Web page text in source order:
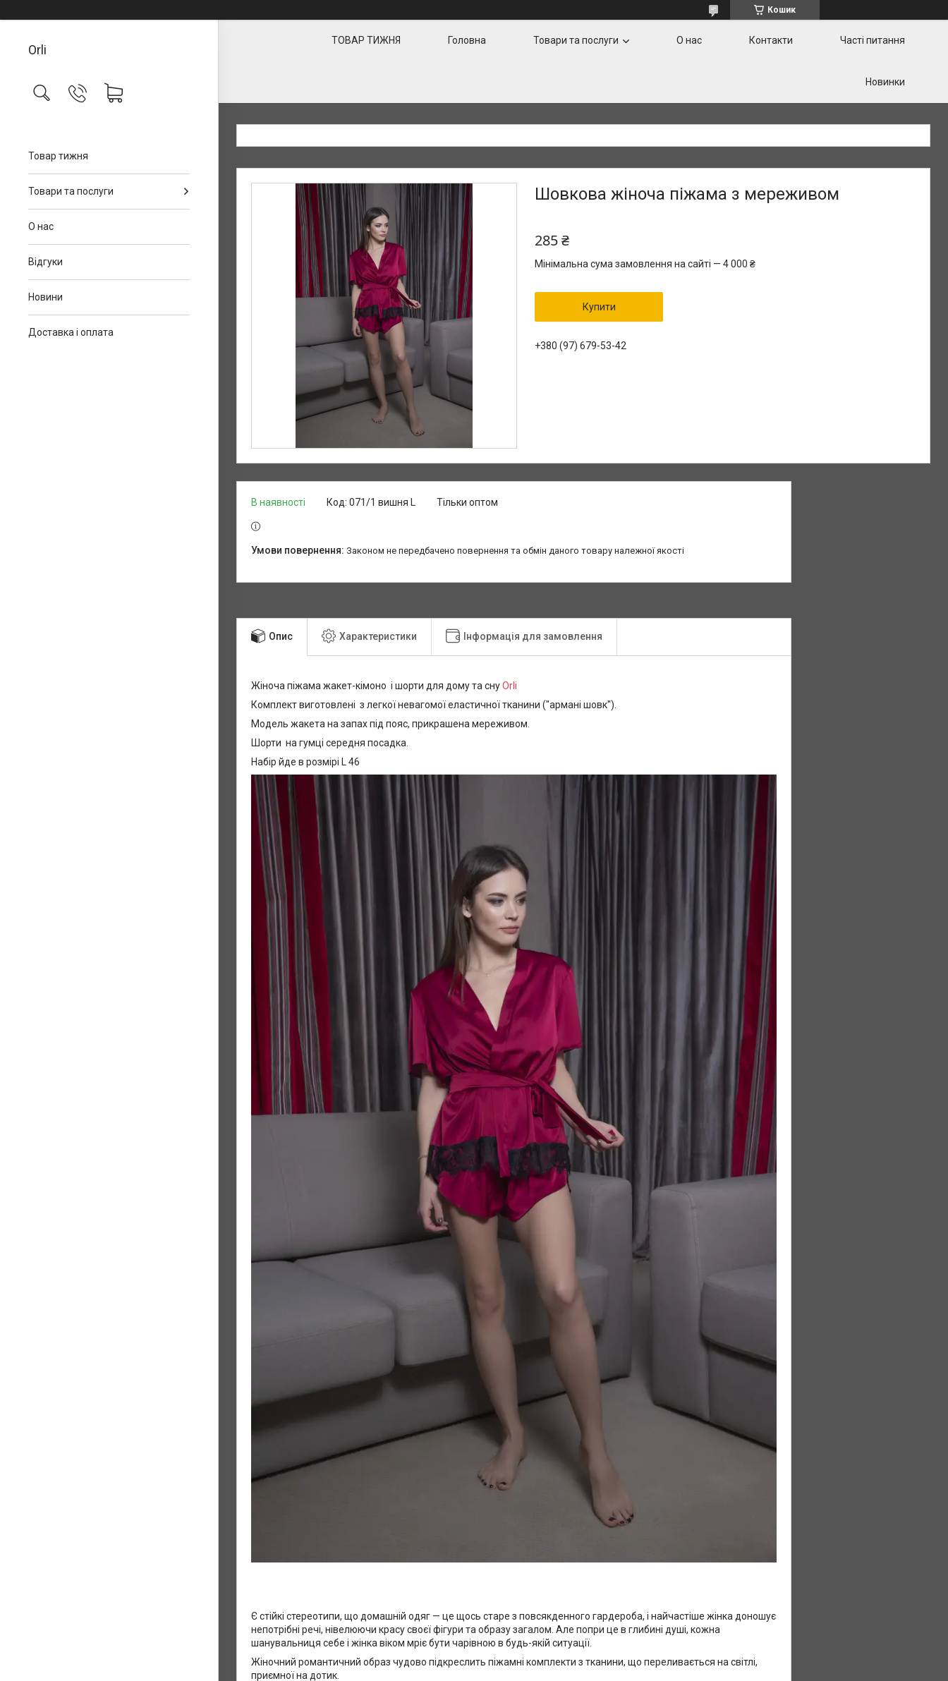
Кошик
Orli
Товар тижня
Товари та послуги
О нас
Відгуки
Новини
Доставка і оплата
ТОВАР ТИЖНЯ Головна Товари та послуги О нас Контакти Часті питання
Новинки
Шовкова жіноча піжама з мереживом
285 ₴
Мінімальна сума замовлення на сайті — 4 000 ₴
Купити
+380 (97) 679-53-42
В наявності Тільки оптом
Код: 071/1 вишня L
Законом не передбачено повернення та обмін даного товару належної якості
Опис Характеристики Інформація для замовлення
Жіноча піжама жакет-кімоно і шорти для дому та снуOrli
Комплект виготовлені з легкої невагомої еластичної тканини ("армані шовк").
Модель жакета на запах під пояс, прикрашена мереживом.
Шорти на гумці середня посадка.
Набір йде в розмірі L 46
Є стійкі стереотипи, що домашній одяг — це щось старе з повсякденного гардероба, і найчастіше жінка доношує
непотрібні речі, нівелюючи красу своєї фігури та образу загалом. Але попри це в глибині душі, кожна
шанувальниця себе і жінка віком мріє бути чарівною в будь-якій ситуації.
Жіночний романтичний образ чудово підкреслить піжамні комплекти з тканини, що переливається на світлі,
приємної на дотик.